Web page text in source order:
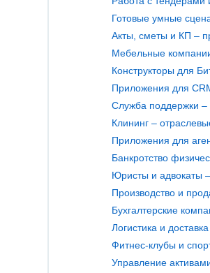
Готовые умные
Акты, сметы и КП –
Мебельные
Конструкторы для
Приложения для
Клининг –
Юристы и адвокаты
Бухгалтерские
Логистика и
Фитнес-клубы и